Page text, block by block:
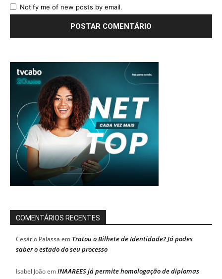
Notify me of new posts by email.
COMENTÁRIOS RECENTES
Cesário Palassa em Tratou o Bilhete de Identidade? Já podes
saber o estado do seu processo
Isabel JoãoemINAAREES já permite homologação de diplomas